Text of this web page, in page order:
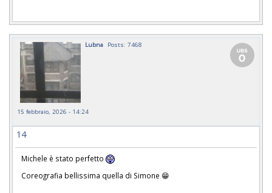
Lubna Posts: 7468
15 febbraio, 2026 - 14:24
14
Michele è stato perfetto
Coreografia bellissima quella di Simone 😁